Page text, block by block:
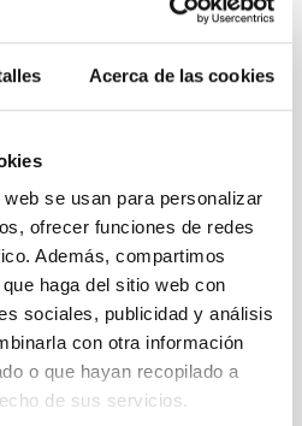
Acerca de las cookies
se usan para personalizar
ofrecer funciones de redes
Además, compartimos
haga del sitio web con
sociales, publicidad y análisis
con otra información
o que hayan recopilado a
de sus servicios.